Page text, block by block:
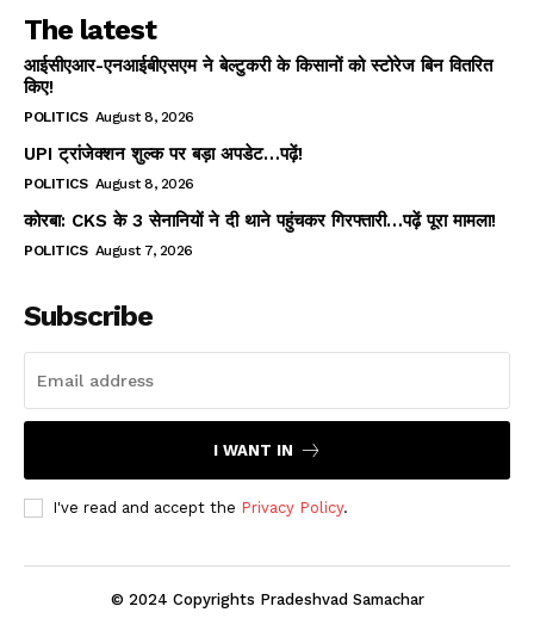
The latest
आईसीएआर-एनआईबीएसएम ने बेल्टुकरी के किसानों को स्टोरेज बिन वितरित
किए!
POLITICS August 8, 2026
UPI ट्रांजेक्शन शुल्क पर बड़ा अपडेट…पढ़ें!
POLITICS August 8, 2026
कोरबा: CKS के 3 सेनानियों ने दी थाने पहुंचकर गिरफ्तारी…पढ़ें पूरा मामला!
POLITICS August 7, 2026
Subscribe
I WANT IN
I've read and accept the Privacy Policy.
© 2024 Copyrights Pradeshvad Samachar